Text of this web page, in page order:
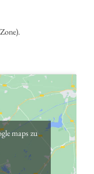
maps zu